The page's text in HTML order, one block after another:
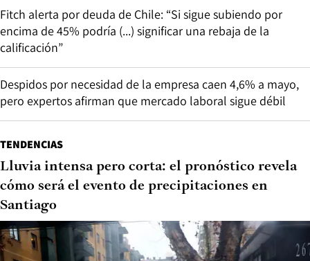
Fitch alerta por deuda de Chile: “Si sigue subiendo por
encima de 45% podría (...) significar una rebaja de la
calificación”
Despidos por necesidad de la empresa caen 4,6% a mayo,
pero expertos afirman que mercado laboral sigue débil
TENDENCIAS
Lluvia intensa pero corta: el pronóstico revela
cómo será el evento de precipitaciones en
Santiago